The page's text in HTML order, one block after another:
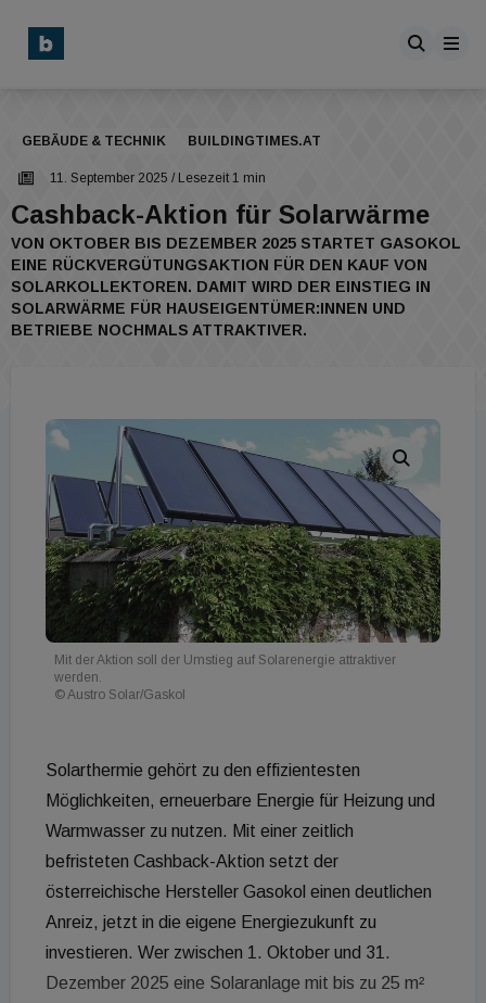
GEBÄUDE & TECHNIK BUILDINGTIMES.AT
11. September 2025 / Lesezeit 1 min
Cashback-Aktion für Solarwärme
VON OKTOBER BIS DEZEMBER 2025 STARTET GASOKOL
EINE RÜCKVERGÜTUNGSAKTION FÜR DEN KAUF VON
SOLARKOLLEKTOREN. DAMIT WIRD DER EINSTIEG IN
SOLARWÄRME FÜR HAUSEIGENTÜMER:INNEN UND
BETRIEBE NOCHMALS ATTRAKTIVER.
Mit der Aktion soll der Umstieg auf Solarenergie attraktiver
werden.
© Austro Solar/Gaskol
Solarthermie gehört zu den effizientesten
Möglichkeiten, erneuerbare Energie für Heizung und
Warmwasser zu nutzen. Mit einer zeitlich
befristeten Cashback-Aktion setzt der
österreichische Hersteller Gasokol einen deutlichen
Anreiz, jetzt in die eigene Energiezukunft zu
investieren. Wer zwischen 1. Oktober und 31.
Dezember 2025 eine Solaranlage mit bis zu 25 m²